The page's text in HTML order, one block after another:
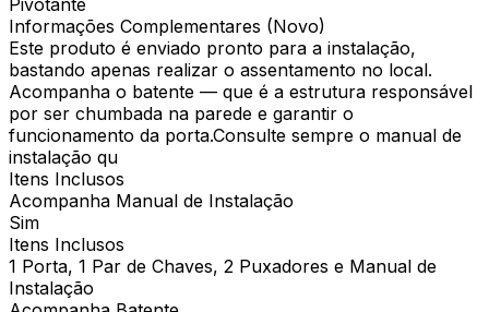
Informações Complementares (Novo)
Este produto é enviado pronto para a instalação,
bastando apenas realizar o assentamento no local.
Acompanha o batente — que é a estrutura responsável
por ser chumbada na parede e garantir o
funcionamento da porta.Consulte sempre o manual de
instalação qu
Itens Inclusos
Acompanha Manual de Instalação
Sim
Itens Inclusos
1 Porta, 1 Par de Chaves, 2 Puxadores e Manual de
Instalação